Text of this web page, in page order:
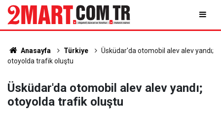
Anasayfa Türkiye
Üsküdar'da otomobil alev alev yandı;
otoyolda trafik oluştu
Üsküdar'da otomobil alev alev yandı;
otoyolda trafik oluştu